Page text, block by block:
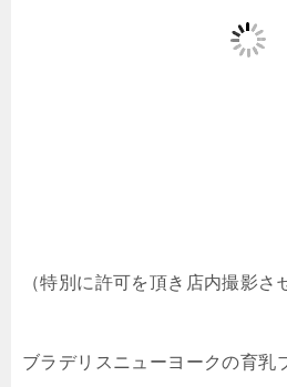
（特別に許可を頂き店内撮影さ
ブラデリスニューヨークの育乳